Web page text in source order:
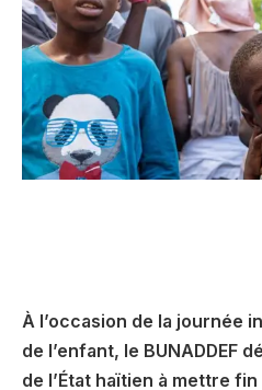
À l’occasion de la journée
de l’enfant, le BUNADDEF
de l’État haïtien à mettre